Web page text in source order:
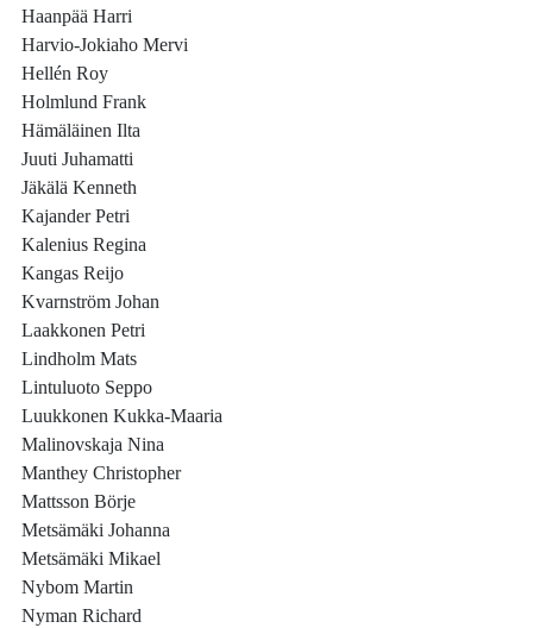
Haanpää Harri
Harvio-Jokiaho Mervi
Hellén Roy
Holmlund Frank
Hämäläinen Ilta
Juuti Juhamatti
Jäkälä Kenneth
Kajander Petri
Kalenius Regina
Kangas Reijo
Kvarnström Johan
Laakkonen Petri
Lindholm Mats
Lintuluoto Seppo
Luukkonen Kukka-Maaria
Malinovskaja Nina
Manthey Christopher
Mattsson Börje
Metsämäki Johanna
Metsämäki Mikael
Nybom Martin
Nyman Richard